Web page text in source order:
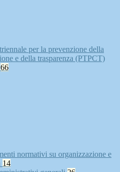
per la prevenzione della
e della trasparenza (PTPCT)
66
normativi su organizzazione e
14